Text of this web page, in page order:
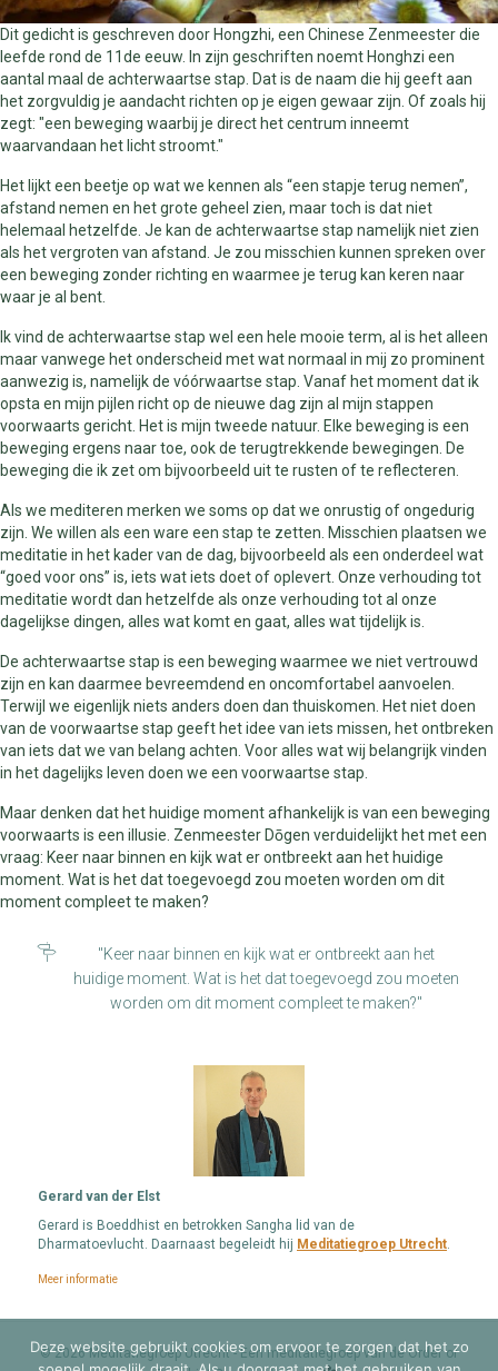
Dit gedicht is geschreven door Hongzhi, een Chinese Zenmeester die
leefde rond de 11de eeuw. In zijn geschriften noemt Honghzi een
aantal maal de achterwaartse stap. Dat is de naam die hij geeft aan
het zorgvuldig je aandacht richten op je eigen gewaar zijn. Of zoals hij
zegt: "een beweging waarbij je direct het centrum inneemt
waarvandaan het licht stroomt."
Het lijkt een beetje op wat we kennen als “een stapje terug nemen”,
afstand nemen en het grote geheel zien, maar toch is dat niet
helemaal hetzelfde. Je kan de achterwaartse stap namelijk niet zien
als het vergroten van afstand. Je zou misschien kunnen spreken over
een beweging zonder richting en waarmee je terug kan keren naar
waar je al bent.
Ik vind de achterwaartse stap wel een hele mooie term, al is het alleen
maar vanwege het onderscheid met wat normaal in mij zo prominent
aanwezig is, namelijk de vóórwaartse stap. Vanaf het moment dat ik
opsta en mijn pijlen richt op de nieuwe dag zijn al mijn stappen
voorwaarts gericht. Het is mijn tweede natuur. Elke beweging is een
beweging ergens naar toe, ook de terugtrekkende bewegingen. De
beweging die ik zet om bijvoorbeeld uit te rusten of te reflecteren.
Als we mediteren merken we soms op dat we onrustig of ongedurig
zijn. We willen als een ware een stap te zetten. Misschien plaatsen we
meditatie in het kader van de dag, bijvoorbeeld als een onderdeel wat
“goed voor ons” is, iets wat iets doet of oplevert. Onze verhouding tot
meditatie wordt dan hetzelfde als onze verhouding tot al onze
dagelijkse dingen, alles wat komt en gaat, alles wat tijdelijk is.
De achterwaartse stap is een beweging waarmee we niet vertrouwd
zijn en kan daarmee bevreemdend en oncomfortabel aanvoelen.
Terwijl we eigenlijk niets anders doen dan thuiskomen. Het niet doen
van de voorwaartse stap geeft het idee van iets missen, het ontbreken
van iets dat we van belang achten. Voor alles wat wij belangrijk vinden
in het dagelijks leven doen we een voorwaartse stap.
Maar denken dat het huidige moment afhankelijk is van een beweging
voorwaarts is een illusie. Zenmeester Dōgen verduidelijkt het met een
vraag: Keer naar binnen en kijk wat er ontbreekt aan het huidige
moment. Wat is het dat toegevoegd zou moeten worden om dit
moment compleet te maken?
"Keer naar binnen en kijk wat er ontbreekt aan het
huidige moment. Wat is het dat toegevoegd zou moeten
worden om dit moment compleet te maken?"
Gerard van der Elst
Gerard is Boeddhist en betrokken Sangha lid van de
Dharmatoevlucht. Daarnaast begeleidt hij Meditatiegroep Utrecht
Meer informatie
© 2026 Meditatiegroep Utrecht - Een meditatiegroep van de Order of
Deze website gebruikt cookies om ervoor te zorgen dat het zo